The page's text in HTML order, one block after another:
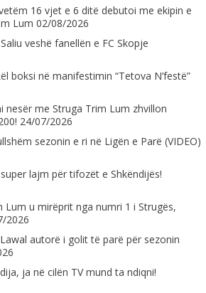
16 vjet e 6 ditë debutoi me ekipin e
Lum 02/08/2026
veshë fanellën e FC Skopje
boksi në manifestimin “Tetova N’festë”
nesër me Struga Trim Lum zhvillon
24/07/2026
sezonin e ri në Ligën e Parë (VIDEO)
lajm për tifozët e Shkëndijës!
Lum u mirëprit nga numri 1 i Strugës,
2026
autorë i golit të parë për sezonin
ja në cilën TV mund ta ndiqni!